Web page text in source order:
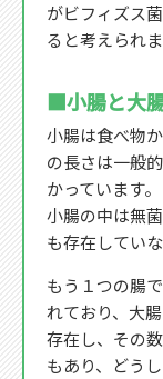
がビフィズス
ると考えられま
■小腸と大
小腸は食べ物
の長さは一般
かっています。
小腸の中は無
も存在してい
もう１つの腸
れており、大
存在し、その
もあり、どう